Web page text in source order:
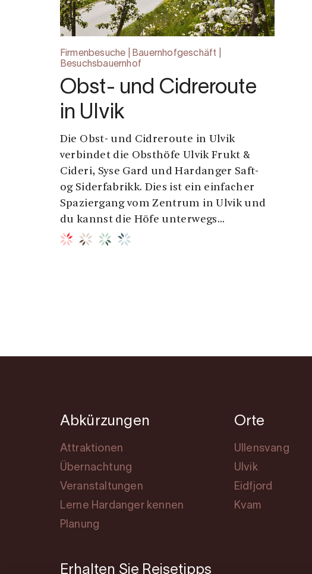
Firmenbesuche | Bauernhofgeschäft |
Besuchsbauernhof
Obst- und Cidreroute
in Ulvik
Die Obst- und Cidreroute in Ulvik
verbindet die Obsthöfe Ulvik Frukt &
Cideri, Syse Gard und Hardanger Saft-
og Siderfabrikk. Dies ist ein einfacher
Spaziergang vom Zentrum in Ulvik und
du kannst die Höfe unterwegs...
Abkürzungen
Attraktionen
Übernachtung
Veranstaltungen
Lerne Hardanger kennen
Planung
Orte
Ullensvang
Ulvik
Eidfjord
Kvam
Erhalten Sie Reisetipps